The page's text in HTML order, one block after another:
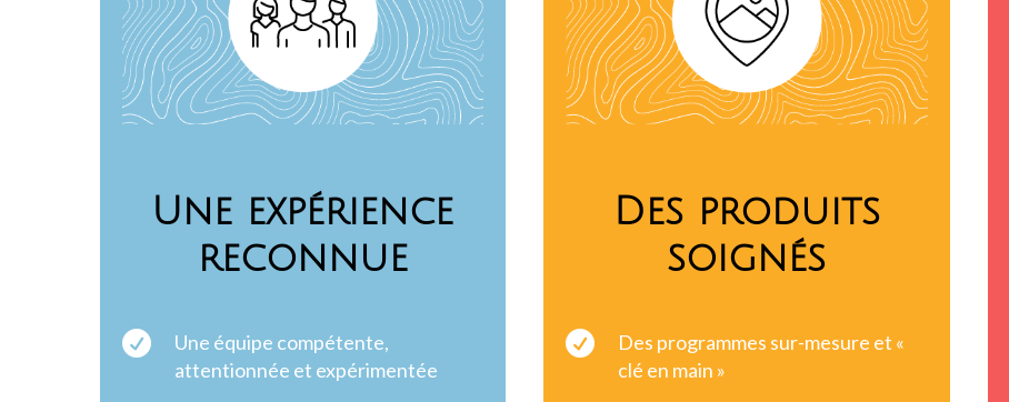
Une expérience
reconnue

Une équipe compétente,
attentionnée et expérimentée
Des produits
soignés

Des programmes sur-mesure et «
clé en main »